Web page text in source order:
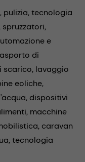
pulizia,tecnologia
spruzzatori,
e
di
scarico, lavaggio
eoliche,
dispositivi
macchine
caravan
tecnologia